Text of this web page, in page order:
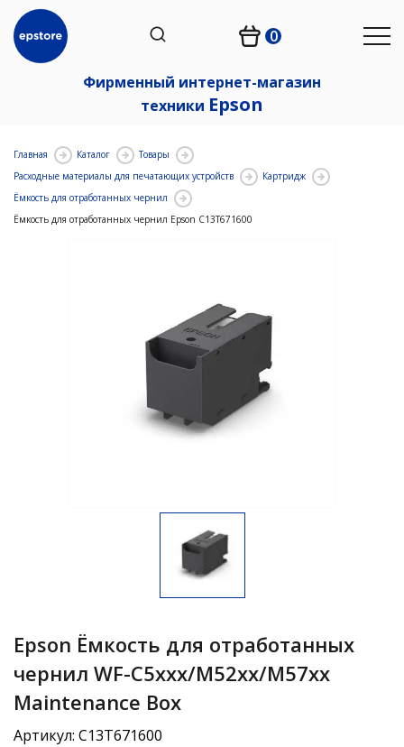
0
Фирменный интернет-магазин
техники Epson
Главная Каталог
Товары
Расходные материалы для печатающих устройств
Картридж
Ёмкость для отработанных чернил
Ёмкость для отработанных чернил Epson C13T671600
Epson Ёмкость для отработанных
чернил WF-C5xxx/M52xx/M57xx
Maintenance Box
Артикул: C13T671600